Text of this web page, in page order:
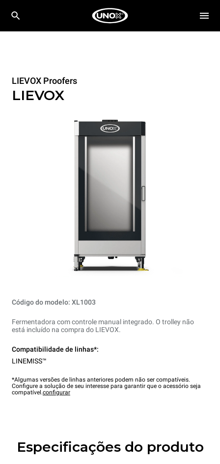
LIEVOX Proofers
LIEVOX
Código do modelo: XL1003
Fermentadora com controle manual integrado. O trolley não
está incluído na compra do LIEVOX.
Compatibilidade de linhas*:
LINEMISS™
*Algumas versões de linhas anteriores podem não ser compatíveis.
Configure a solução de seu interesse para garantir que o acessório seja
compatível.configurar
Especificações do produto